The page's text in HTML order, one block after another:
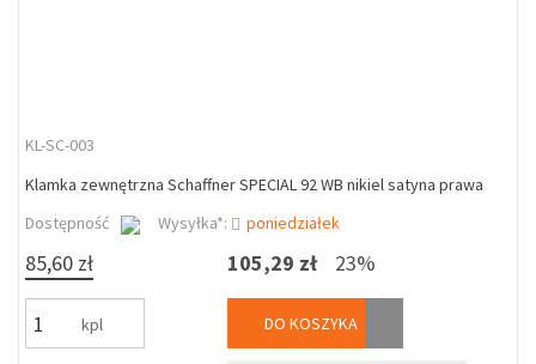
KL-SC-003
Klamka zewnętrzna Schaffner SPECIAL 92 WB nikiel satyna prawa
Dostępność
Wysyłka*: poniedziałek
85,60 zł
kpl
105,29 zł 23%
DO KOSZYKA